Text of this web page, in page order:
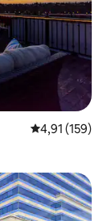
4,91 de uma
4,91 (159)